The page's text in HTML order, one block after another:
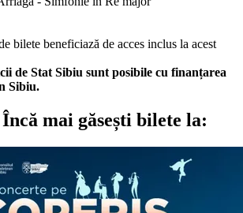
bilete beneficiază de acces inclus la acest
de Stat Sibiu sunt posibile cu finanțarea
Sibiu.
Încă mai găsești bilete la: